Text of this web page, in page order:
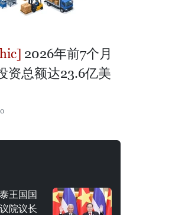
2026年前7个月
资总额达23.6亿美
王国国
院议长